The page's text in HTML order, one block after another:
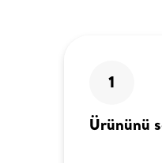
1
Ürününü